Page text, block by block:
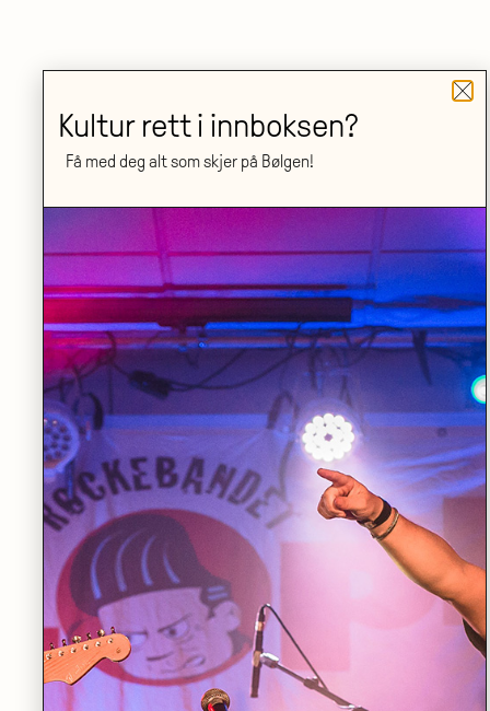
ONSDAG 23.09 SANDEN SCENE
Poetisk konsert: Likevel synger de
LES MER
Kultur rett i innboksen?
Få med deg alt som skjer på Bølgen!